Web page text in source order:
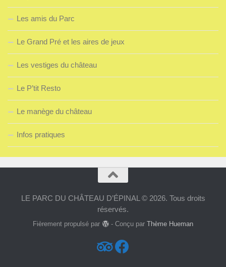
Les amis du Parc
Le Grand Pré et les aires de jeux
Les vestiges du château
Le P’tit Resto
Le manège du château
Infos pratiques
LE PARC DU CHÂTEAU D’ÉPINAL © 2026. Tous droits
réservés.
Fièrement propulsé par - Conçu par Thème Hueman